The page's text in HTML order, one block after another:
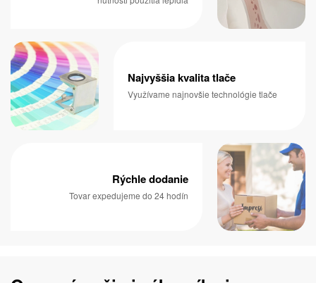
Najvyššia kvalita tlače
Využívame najnovšie technológie tlače
Rýchle dodanie
Tovar expedujeme do 24 hodín